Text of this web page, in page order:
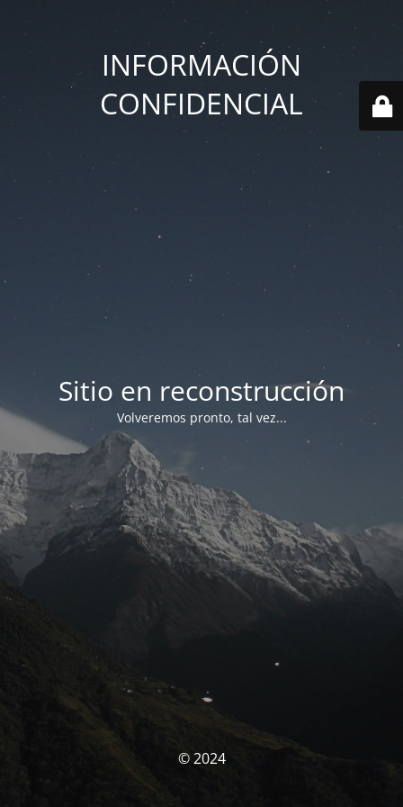
INFORMACIÓN
CONFIDENCIAL
Sitio en reconstrucción
Volveremos pronto, tal vez...
© 2024